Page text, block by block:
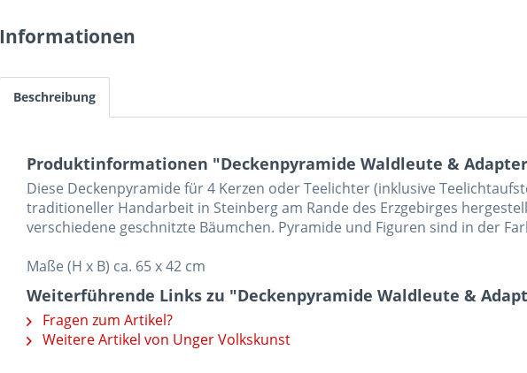
Informationen
Beschreibung
Produktinformationen "Deckenpyramide Waldleute &
Diese Deckenpyramide für 4 Kerzen oder Teelichter (inklusive
traditioneller Handarbeit in Steinberg am Rande des Erzgebirges
verschiedene geschnitzte Bäumchen. Pyramide und Figuren sind in der
Maße (H x B) ca. 65 x 42 cm
Weiterführende Links zu "Deckenpyramide Waldleute &
Fragen zum Artikel?
Weitere Artikel von Unger Volkskunst